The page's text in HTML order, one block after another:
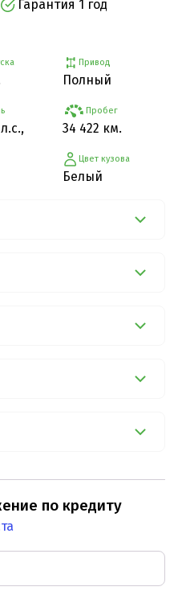
Гарантия 1 год
Привод
Полный
Пробег
34 422 км.
Цвет кузова
Белый
по кредиту